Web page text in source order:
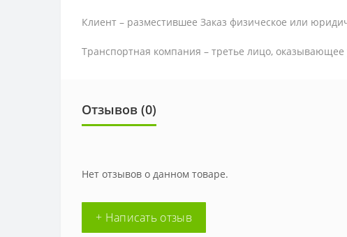
Клиент – разместившее Заказ физическое или
Транспортная компания – третье лицо, оказывающее
Отзывов (0)
Нет отзывов о данном товаре.
+ Написать отзыв